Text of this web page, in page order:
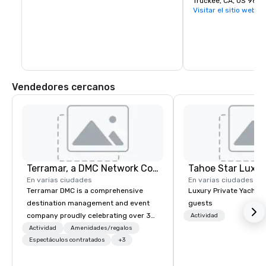
un acceso rápido a
terreno sin arreglar
Visitar el sitio web
Vendedores cercanos
Terramar, a DMC Network Company
En varias ciudades
Terramar DMC is a comprehensive
destination management and event
company proudly celebrating over 30
years in business. Renowned for its
outstanding service, Terramar has
Actividad
Amenidades/regalos
Espectáculos contratados
+3
Tahoe Star
En varias ciudades
Luxury Private Yacht
guests
Actividad